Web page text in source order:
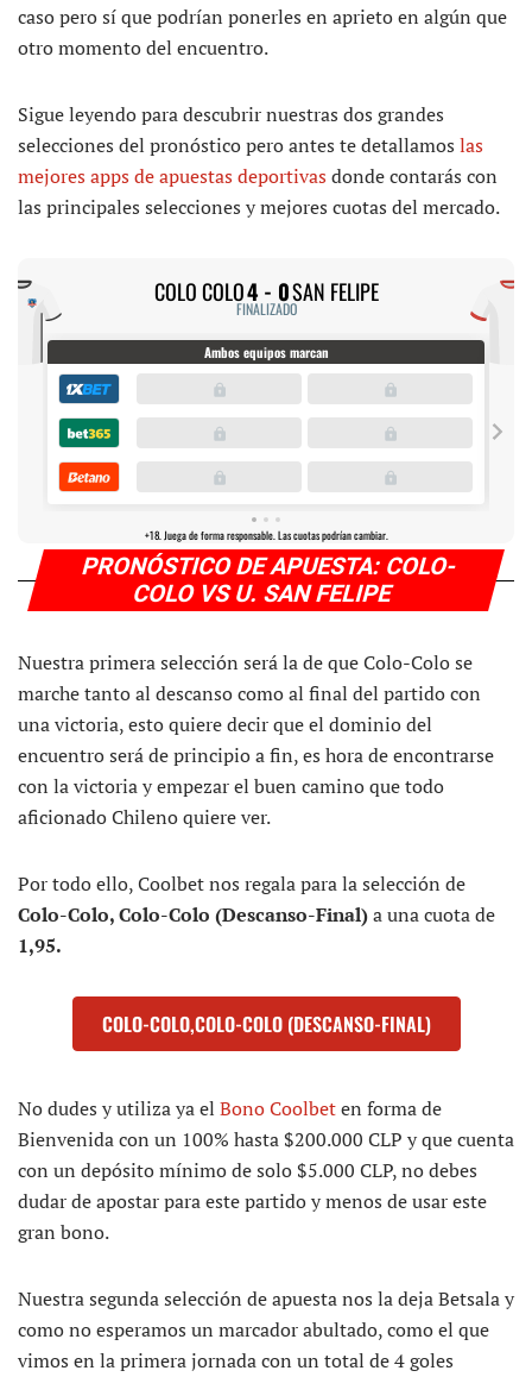
caso pero sí que podrían ponerles en aprieto en algún que
otro momento del encuentro.
Sigue leyendo para descubrir nuestras dos grandes
selecciones del pronóstico pero antes te detallamos las
mejores apps de apuestas deportivas donde contarás con
las principales selecciones y mejores cuotas del mercado.
PRONÓSTICO DE APUESTA: COLO-
COLO VS U. SAN FELIPE
Nuestra primera selección será la de que Colo-Colo se
marche tanto al descanso como al final del partido con
una victoria, esto quiere decir que el dominio del
encuentro será de principio a fin, es hora de encontrarse
con la victoria y empezar el buen camino que todo
aficionado Chileno quiere ver.
Por todo ello, Coolbet nos regala para la selección de
Colo-Colo, Colo-Colo (Descanso-Final)a una cuota de
1,95.
COLO-COLO,COLO-COLO (DESCANSO-FINAL)
No dudes y utiliza ya el Bono Coolbeten forma de
Bienvenida con un 100% hasta $200.000 CLP y que cuenta
con un depósito mínimo de solo $5.000 CLP, no debes
dudar de apostar para este partido y menos de usar este
gran bono.
Nuestra segunda selección de apuesta nos la deja Betsala y
como no esperamos un marcador abultado, como el que
vimos en la primera jornada con un total de 4 goles